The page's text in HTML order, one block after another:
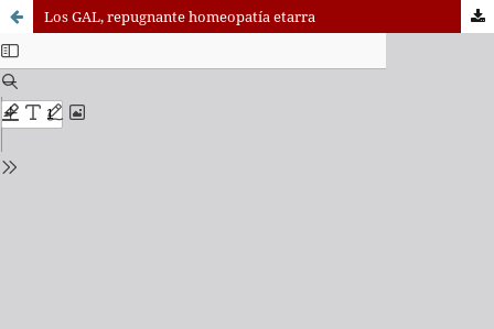
Los GAL, repugnante homeopatía etarra